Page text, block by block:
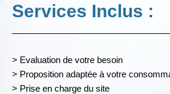
Services Inclus :
> Evaluation de votre besoin
> Proposition adaptée à votre
> Prise en charge du site